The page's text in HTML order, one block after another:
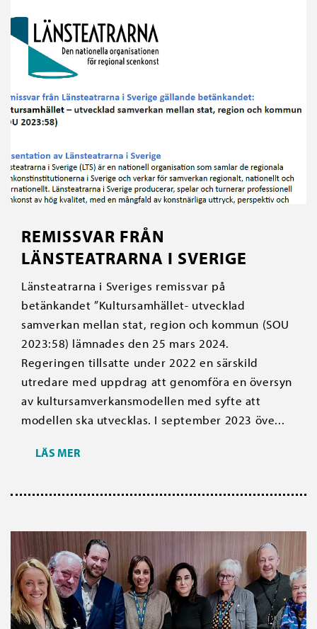
REMISSVAR FRÅN
LÄNSTEATRARNA I SVERIGE
Länsteatrarna i Sveriges remissvar på
betänkandet ”Kultursamhället- utvecklad
samverkan mellan stat, region och kommun (SOU
2023:58) lämnades den 25 mars 2024.
Regeringen tillsatte under 2022 en särskild
utredare med uppdrag att genomföra en översyn
av kultursamverkansmodellen med syfte att
modellen ska utvecklas. I september 2023 öve...
LÄS MER